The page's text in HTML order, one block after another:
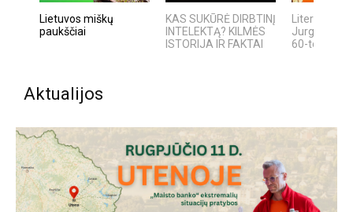
Lietuvos miškų
paukščiai
KAS SUKŪRĖ DIRBTINĮ
INTELEKTĄ? KILMĖS
ISTORIJA IR FAKTAI
Literatūrinė
Jurgai
60-tosios
Aktualijos